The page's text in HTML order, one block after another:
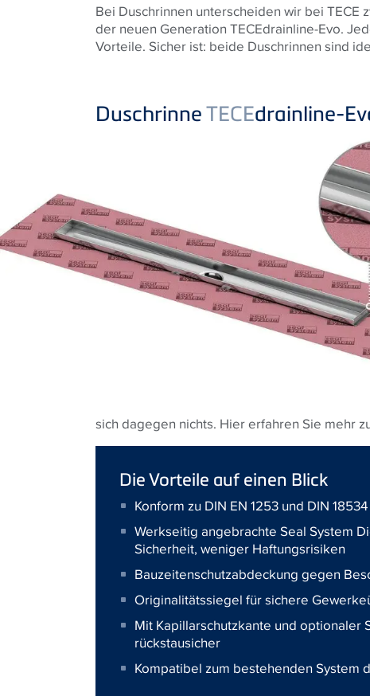
Bei Duschrinnen unterscheiden wir bei TECE
der neuen Generation TECEdrainline-Evo.
Vorteile. Sicher ist: beide Duschrinnen sind
DuschrinneTECEdrainline-
sich dagegen nichts. Hier erfahren Sie mehr
Die Vorteile auf einen Blick
Konform zu DIN EN 1253 und DIN
Werkseitig angebrachte Seal System
Sicherheit, weniger Haftungsrisiken
Bauzeitenschutzabdeckung gegen
Originalitätssiegel für sichere
Mit Kapillarschutzkante und optionaler
rückstausicher
Kompatibel zum bestehenden System